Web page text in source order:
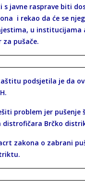
s javne rasprave biti
i rekao da će se
u
pušače.
podsjetila je da
problem jer
distrofičara Brčko
zakona o zabrani